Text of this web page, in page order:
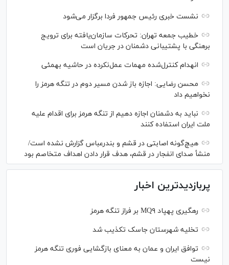
نشست خبری رئیس‌ جمهور فردا برگزار می‌شود
خطیب جمعه تهران: تحرکات سازمان‌یافته برای ترویج
برهنگی با پشتیبانی دشمنان در جریان است
انهدام کنترل‌شده مهمات عمل‌نکرده در حاشیه بهمئی
محسن رضایی: اجازه باز شدن مسیر دوم در تنگه هرمز را
نخواهیم داد
نباید به دشمنان اجازه دهیم از تنگه هرمز برای اقدام علیه
ملت ایران استفاده کنند
هیچ‌گونه اصابتی در قشم و بندرعباس گزارش نشده است/
منشأ صدای انفجار در قشم، هدف قرار دادن اهداف متخاصم بود
پربازدیدترین اخبار
رهگیری پهپاد MQ۹ بر فراز تنگه هرمز
تخلیه شهرستان جاسک تکذیب شد
توافق ایران و عمان به معنای بازگشایی فوری تنگه هرمز
نیست